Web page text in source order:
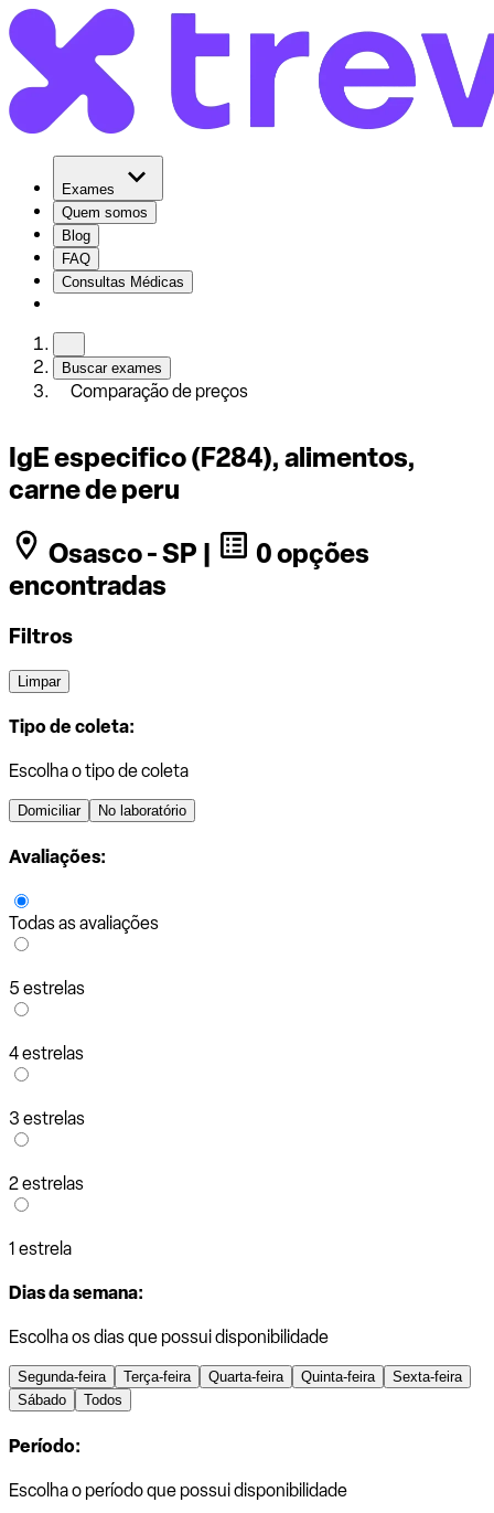
Exames
Quem somos
Blog
FAQ
Consultas Médicas
Buscar exames
Comparação de preços
IgE especifico (F284), alimentos,
carne de peru
Osasco - SP |
0 opções
encontradas
Filtros
Limpar
Tipo de coleta:
Escolha o tipo de coleta
Domiciliar No laboratório
Avaliações:
Todas as avaliações
5 estrelas
4 estrelas
3 estrelas
2 estrelas
1 estrela
Dias da semana:
Escolha os dias que possui disponibilidade
Segunda-feira Terça-feira Quarta-feira Quinta-feira
Sexta-feira
Sábado
Todos
Período:
Escolha o período que possui disponibilidade